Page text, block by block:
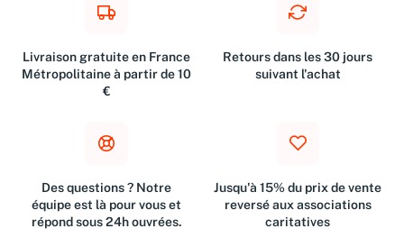
Livraison gratuite en France
Métropolitaine à partir de 10
€
Retours dans les 30 jours
suivant l'achat
Des questions ? Notre
équipe est là pour vous et
répond sous 24h ouvrées.
Jusqu'à 15% du prix de vente
reversé aux associations
caritatives